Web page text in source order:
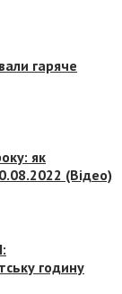
гаряче
як
(Відео)
годину